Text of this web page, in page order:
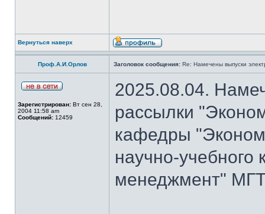
Вернуться наверх
Проф.А.И.Орлов Заголовок сообщения: Re: Намечены выпуски
Зарегистрирован: Вт сен 28,
2004 11:58 am
Сообщений: 12459
2025.08.04.
рассылки
кафедры
научно-
менеджмент"